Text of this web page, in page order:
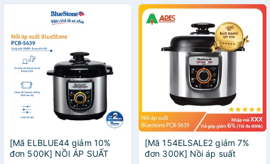
[Mã ELBLUE44 giảm 10%
đơn 500K] NỒI ÁP SUẤT
[Mã 154ELSALE2 giảm 7%
đơn 300K] Nồi áp suất